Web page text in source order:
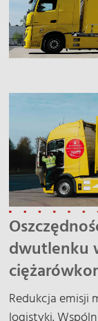
dwutlenku
Redukcja emisji